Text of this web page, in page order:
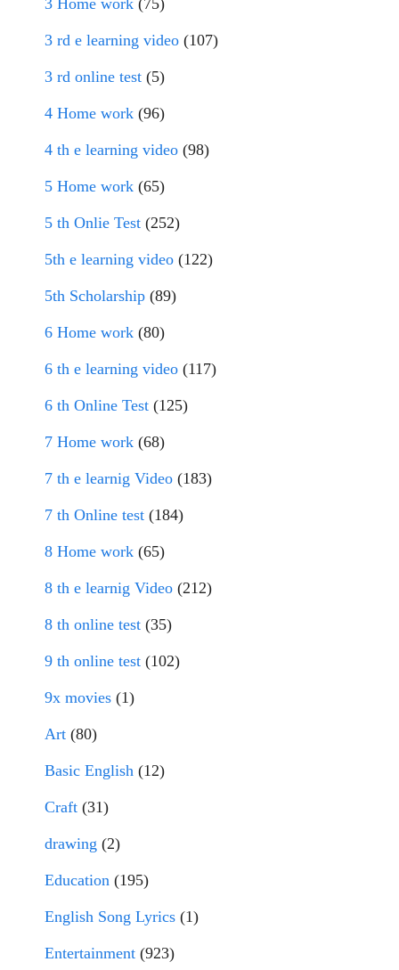
3 Home work (75)
3 rd e learning video (107)
3 rd online test (5)
4 Home work (96)
4 th e learning video (98)
5 Home work (65)
5 th Onlie Test (252)
5th e learning video (122)
5th Scholarship (89)
6 Home work (80)
6 th e learning video (117)
6 th Online Test (125)
7 Home work (68)
7 th e learnig Video (183)
7 th Online test (184)
8 Home work (65)
8 th e learnig Video (212)
8 th online test (35)
9 th online test (102)
9x movies (1)
Art (80)
Basic English (12)
Craft (31)
drawing (2)
Education (195)
English Song Lyrics (1)
Entertainment (923)